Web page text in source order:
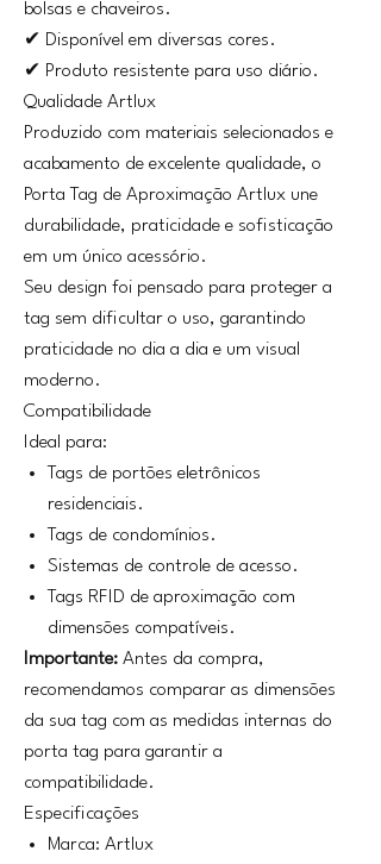
bolsas e chaveiros.
✔ Disponível em diversas cores.
✔ Produto resistente para uso diário.
Qualidade Artlux
Produzido com materiais selecionados e
acabamento de excelente qualidade, o
Porta Tag de Aproximação Artlux une
durabilidade, praticidade e sofisticação
em um único acessório.
Seu design foi pensado para proteger a
tag sem dificultar o uso, garantindo
praticidade no dia a dia e um visual
moderno.
Compatibilidade
Ideal para:
Tags de portões eletrônicos
residenciais.
Tags de condomínios.
Sistemas de controle de acesso.
Tags RFID de aproximação com
dimensões compatíveis.
Importante: Antes da compra,
recomendamos comparar as dimensões
da sua tag com as medidas internas do
porta tag para garantir a
compatibilidade.
Especificações
Marca: Artlux